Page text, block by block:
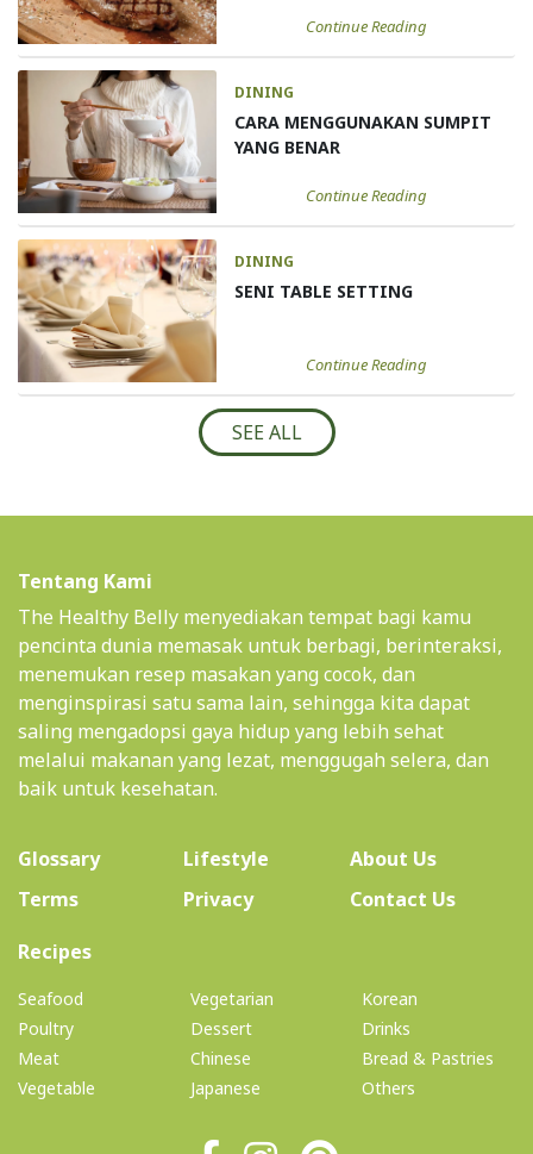
Continue Reading
DINING
CARA MENGGUNAKAN SUMPIT
YANG BENAR
Continue Reading
DINING
SENI TABLE SETTING
Continue Reading
SEE ALL
Tentang Kami
The Healthy Belly menyediakan tempat bagi kamu
pencinta dunia memasak untuk berbagi, berinteraksi,
menemukan resep masakan yang cocok, dan
menginspirasi satu sama lain, sehingga kita dapat
saling mengadopsi gaya hidup yang lebih sehat
melalui makanan yang lezat, menggugah selera, dan
baik untuk kesehatan.
Glossary Lifestyle About Us(current)
Terms
Privacy
Contact Us
Recipes(current)
Seafood
Poultry
Meat
Vegetable
Vegetarian
Dessert
Chinese
Japanese
Korean
Drinks
Bread & Pastries
Others